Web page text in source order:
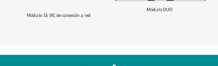
Módulo 16 WC de conexión a red
Módulo DUO